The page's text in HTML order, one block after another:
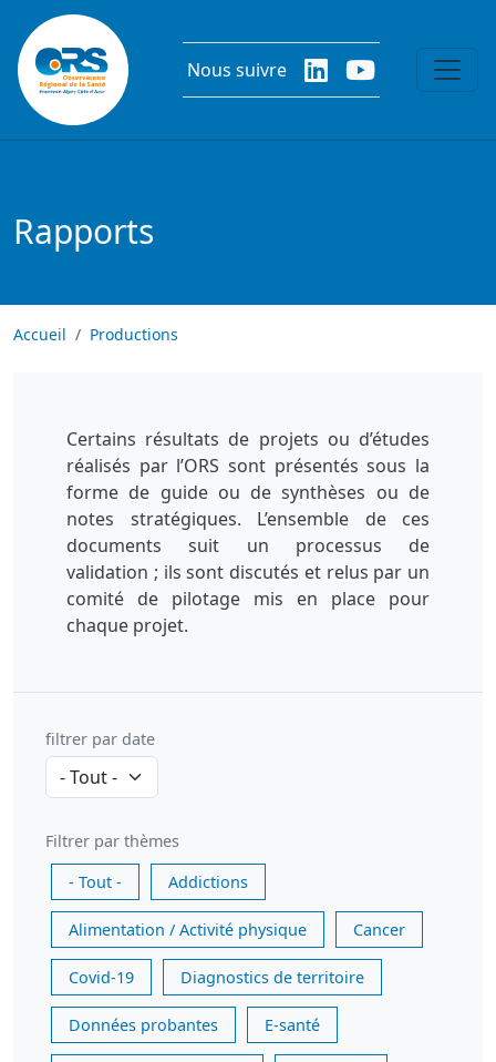
Aller au contenu principal
Nous suivre
Rapports
Accueil Productions
Certains résultats de projets ou d’études
réalisés par l’ORS sont présentés sous la
forme de guide ou de synthèses ou de
notes stratégiques. L’ensemble de ces
documents suit un processus de
validation ; ils sont discutés et relus par un
comité de pilotage mis en place pour
chaque projet.
filtrer par date
Filtrer par thèmes
- Tout -
Addictions
Alimentation / Activité physique Cancer
Covid-19 Diagnostics de territoire
Données probantes E-santé